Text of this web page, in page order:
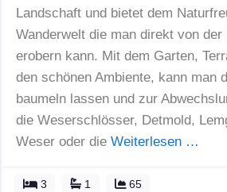
Landschaft und bietet dem
Wanderwelt die man direkt von der
erobern kann. Mit dem Garten,
den schönen Ambiente, kann man
baumeln lassen und zur
die Weserschlösser, Detmold,
Weser oder die Weiterlesen …
3 1 65